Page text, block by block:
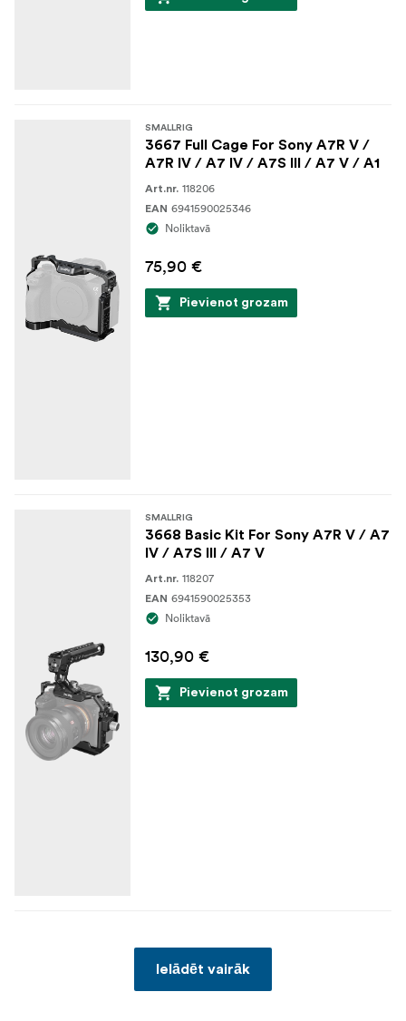
SMALLRIG
3667 Full Cage For Sony A7R V /
A7R IV / A7 IV / A7S III / A7 V / A1
Art.nr. 118206
EAN 6941590025346
Noliktavā
75,90 €
Pievienot grozam
SMALLRIG
3668 Basic Kit For Sony A7R V / A7
IV / A7S III / A7 V
Art.nr. 118207
EAN 6941590025353
Noliktavā
130,90 €
Pievienot grozam
Ielādēt vairāk